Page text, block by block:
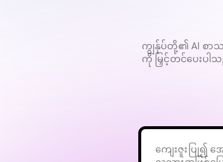
ကျွန်ုပ်တို့၏ AI စာ
ကို မြှင့်တင်ပေးပါ
ကျေးဇူးပြု၍